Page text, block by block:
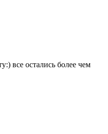
все остались более чем